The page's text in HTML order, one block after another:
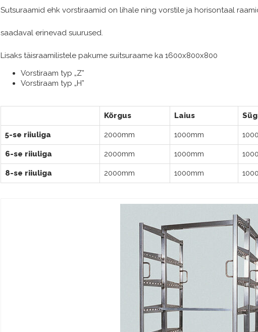
Sutsuraamid ehk vorstiraamid on lihale ning vorstile ja horisontaal
saadaval erinevad suurused.
Lisaks täisraamilistele pakume suitsuraame ka 1600x800x800
Vorstiraam typ „Z”
Vorstiraam typ „H”
Kõrgus Laius
5-se riiuliga 2000mm 1000mm
6-se riiuliga 2000mm 1000mm
8-se riiuliga 2000mm 1000mm